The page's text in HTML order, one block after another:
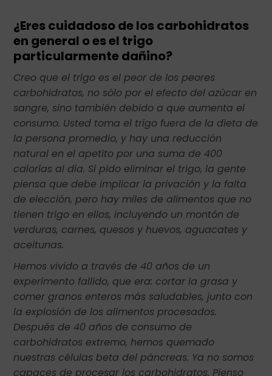
¿Eres cuidadoso de los carbohidratos
en general o es el trigo
particularmente dañino?
Creo que el trigo es el peor de los peores
carbohidratos, no sólo por el efecto del azúcar en
sangre, sino también debido a que aumenta el
consumo. Usted toma el trigo fuera de la dieta de
la persona promedio, y hay una reducción
natural en el apetito por una suma de 400
calorías al día. Si pido eliminar el trigo, la gente
piensa que debe implicar la privación y la falta
de elección, pero hay miles de alimentos que no
tienen trigo en ellos, incluyendo un montón de
verduras, carnes, quesos y huevos, aguacates y
aceitunas.
Hemos vivido a través de 40 años de un
experimento fallido, que era: cortar la grasa y
comer granos enteros más saludables, junto con
la explosión de los alimentos procesados.
Después de 40 años de consumo de
carbohidratos extremo, hemos quemado
nuestras células beta del páncreas. Ya no somos
capaces de procesar los carbohidratos. Pienso